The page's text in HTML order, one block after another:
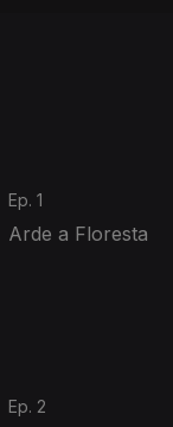
Ep. 1
Arde a Floresta
Ep. 2